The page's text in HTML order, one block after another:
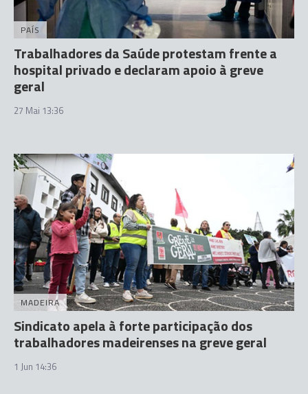
PAÍS
Trabalhadores da Saúde protestam frente a
hospital privado e declaram apoio à greve
geral
27 Mai 13:36
MADEIRA
Sindicato apela à forte participação dos
trabalhadores madeirenses na greve geral
1 Jun 14:36